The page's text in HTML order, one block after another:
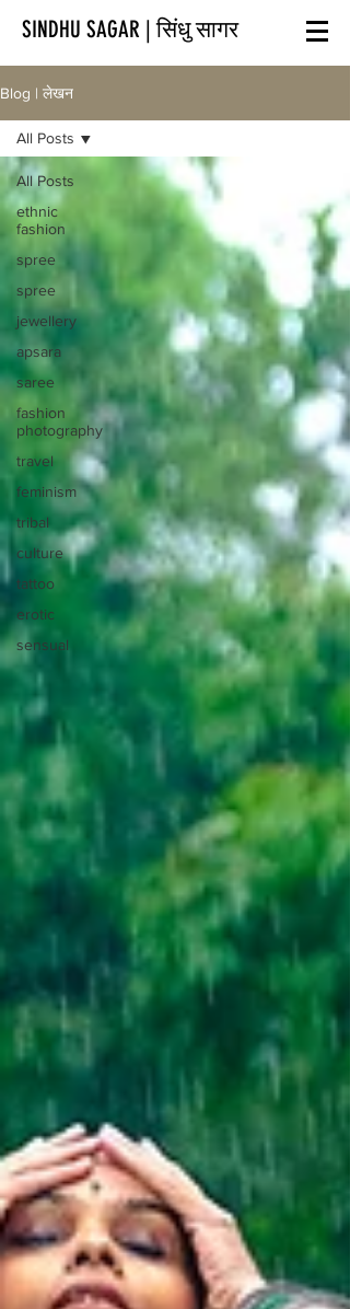
SINDHU SAGAR | सिंधु सागर
Blog | लेखन
All Posts
ethnic
fashion
spree
spree
jewellery
apsara
saree
fashion
photography
travel
feminism
tribal
culture
tattoo
erotic
sensual
All Posts